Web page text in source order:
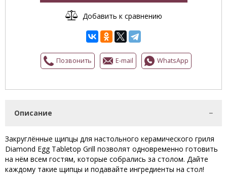
Добавить к сравнению
Позвонить E-mail WhatsApp
Описание
Закруглённые щипцы для настольного керамического гриля
Diamond Egg Tabletop Grill позволят одновременно готовить
на нём всем гостям, которые собрались за столом. Дайте
каждому такие щипцы и подавайте ингредиенты на стол!